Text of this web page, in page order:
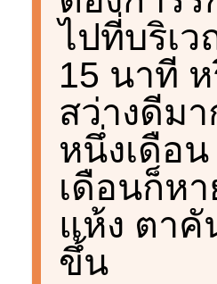
ไปที่บริเ
15 นาที
สว่างดีม
หนึ่งเดือ
เดือนก็ห
แห้ง ตาคั
ขึ้น